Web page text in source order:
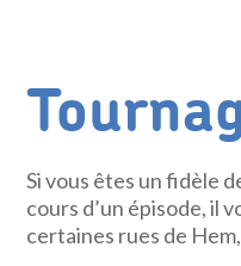
Si vous êtes un fidèle
cours d’un épisode, il
certaines rues de